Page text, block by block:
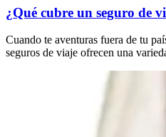
¿Qué cubre un seguro de
Cuando te aventuras fuera de tu
seguros de viaje ofrecen una